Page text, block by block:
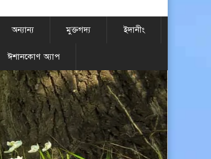
অন্যান্য মুক্তগদ্য ইদানীং
ঈশানকোণ অ্যাপ